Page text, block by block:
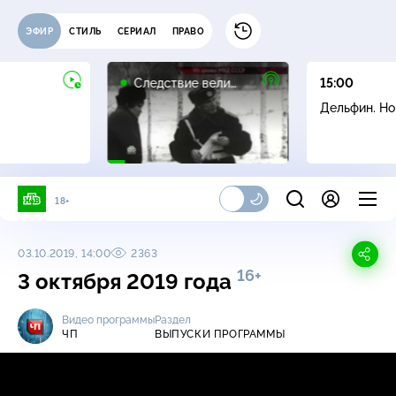
ЭФИР СТИЛЬ СЕРИАЛ ПРАВО
Следствие вели…
16+
15:00
Дельфин.
18+
03.10.2019, 14:00 2363
3 октября 2019 года 16+
Видео программы
ЧП
Раздел
ВЫПУСКИ ПРОГРАММЫ